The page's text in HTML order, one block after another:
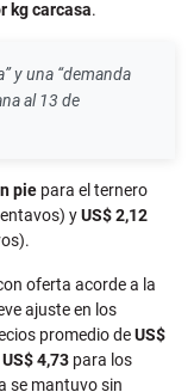
kg carcasa.
y una “demanda
al 13 de
pie para el ternero
yUS$ 2,12
oferta acorde a la
ajuste en los
promedio deUS$
US$ 4,73 para los
se mantuvo sin